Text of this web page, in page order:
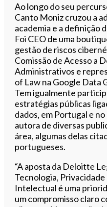
Ao longo do seu
Canto Moniz cruzou a
academia e a definição
Foi CEO de uma
gestão de riscos
Comissão de Acesso a
Administrativos e
of Law na Google Data
Tem igualmente
estratégias públicas
dados, em Portugal e
autora de diversas
área, algumas delas
portugueses.
“A aposta da Deloitte
Tecnologia,
Intelectual é uma
um compromisso claro